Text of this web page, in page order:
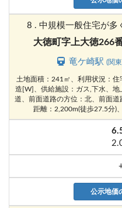
8 . 中規模一般住宅が
大徳町字上大徳266
竜ケ崎駅(関
土地面積：241㎡、利用状況：
造[W]、供給施設：ガス,下水、
道、前面道路の方位：北、前面
距離：2,200m(徒歩27.5分)
公示地価